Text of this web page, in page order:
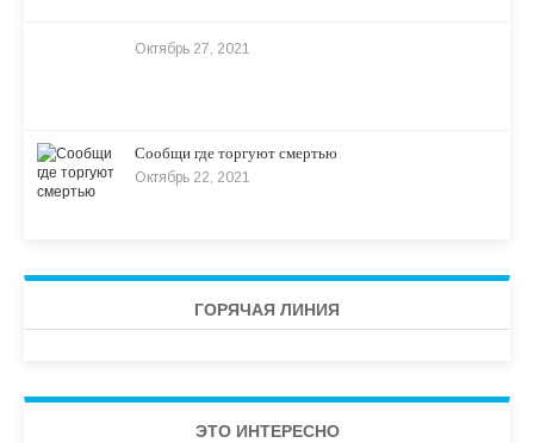
Октябрь 27, 2021
Сообщи где торгуют смертью
Октябрь 22, 2021
ГОРЯЧАЯ ЛИНИЯ
ЭТО ИНТЕРЕСНО